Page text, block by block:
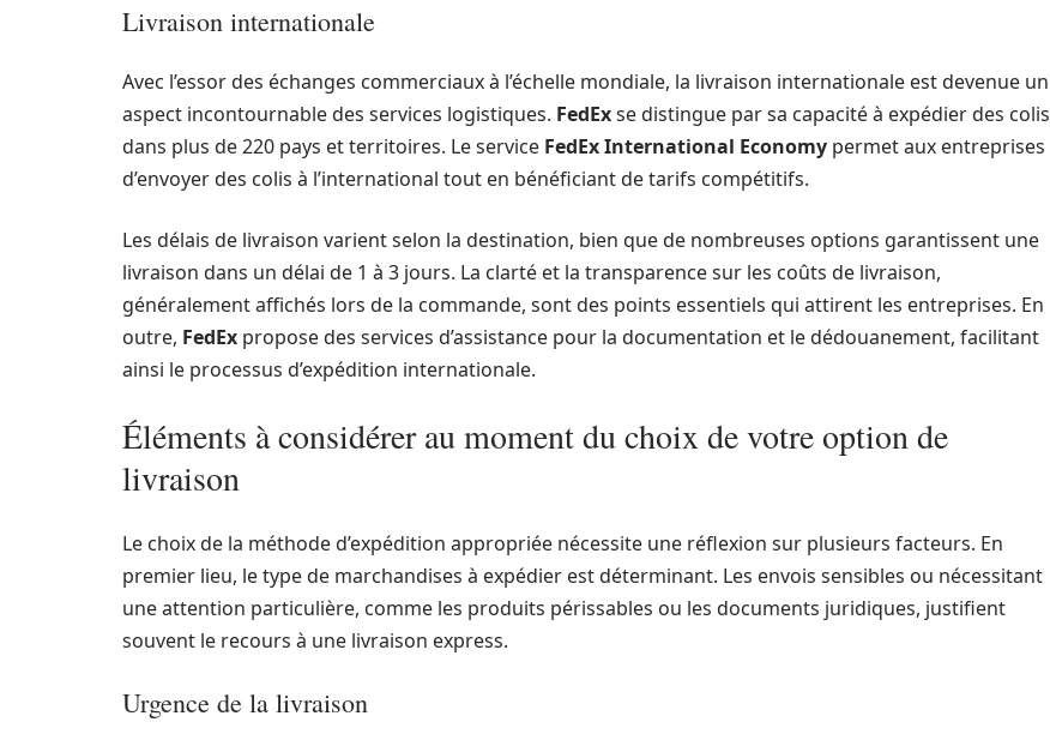
Livraison internationale
Avec l’essor des échanges commerciaux à l’échelle mondiale, la livraison internationale est devenue un
aspect incontournable des services logistiques. FedExse distingue par sa capacité à expédier des colis
dans plus de 220 pays et territoires. Le service FedEx International Economy permet aux entreprises
d’envoyer des colis à l’international tout en bénéficiant de tarifs compétitifs.
Les délais de livraison varient selon la destination, bien que de nombreuses options garantissent une
livraison dans un délai de 1 à 3 jours. La clarté et la transparence sur les coûts de livraison,
généralement affichés lors de la commande, sont des points essentiels qui attirent les entreprises. En
outre, FedEx propose des services d’assistance pour la documentation et le dédouanement, facilitant
ainsi le processus d’expédition internationale.
Éléments à considérer au moment du choix de votre option de
livraison
Le choix de la méthode d’expédition appropriée nécessite une réflexion sur plusieurs facteurs. En
premier lieu, le type de marchandises à expédier est déterminant. Les envois sensibles ou nécessitant
une attention particulière, comme les produits périssables ou les documents juridiques, justifient
souvent le recours à une livraison express.
Urgence de la livraison